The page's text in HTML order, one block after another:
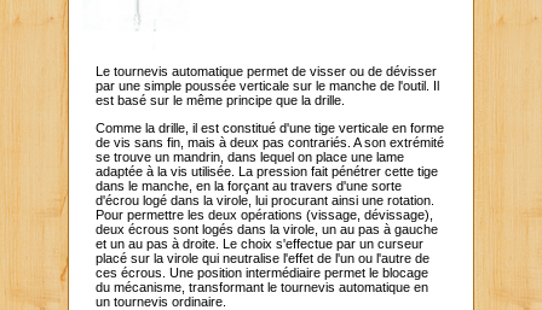
Le tournevis automatique permet de visser ou de dévisser
par une simple poussée verticale sur le manche de l'outil. Il
est basé sur le même principe que la drille.
Comme la drille, il est constitué d'une tige verticale en forme
de vis sans fin, mais à deux pas contrariés. A son extrémité
se trouve un mandrin, dans lequel on place une lame
adaptée à la vis utilisée. La pression fait pénétrer cette tige
dans le manche, en la forçant au travers d'une sorte
d'écrou logé dans la virole, lui procurant ainsi une rotation.
Pour permettre les deux opérations (vissage, dévissage),
deux écrous sont logés dans la virole, un au pas à gauche
et un au pas à droite. Le choix s'effectue par un curseur
placé sur la virole qui neutralise l'effet de l'un ou l'autre de
ces écrous. Une position intermédiaire permet le blocage
du mécanisme, transformant le tournevis automatique en
un tournevis ordinaire.